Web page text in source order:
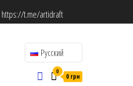
https://t.me/artidraft
Русский
0
0 грн